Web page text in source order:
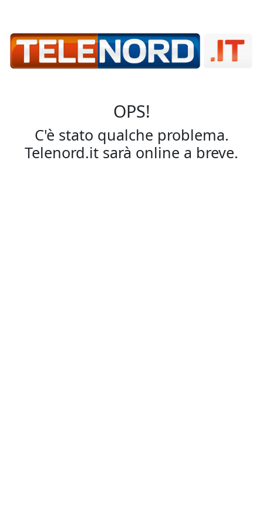
OPS!
C'è stato qualche problema.
Telenord.it sarà online a breve.